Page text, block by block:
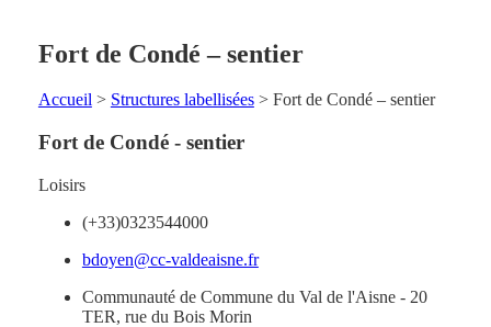
Fort de Condé – sentier
Accueil> Structures labellisées> Fort de Condé – sentier
Fort de Condé - sentier
Loisirs
(+33)0323544000
bdoyen@cc-valdeaisne.fr
Communauté de Commune du Val de l'Aisne - 20
TER, rue du Bois Morin